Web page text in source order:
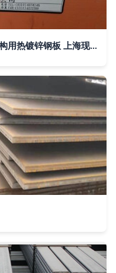
【q345b耐腐蚀镀锌钢板 邯钢结构用热镀锌钢板 上海现货供应】上海上